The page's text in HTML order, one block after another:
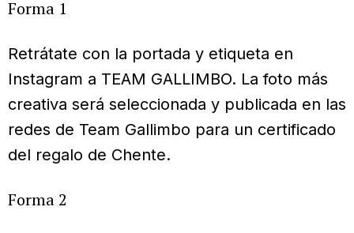
Forma 1
Retrátate con la portada y etiqueta en
Instagram a TEAM GALLIMBO. La foto más
creativa será seleccionada y publicada en las
redes de Team Gallimbo para un certificado
del regalo de Chente.
Forma 2